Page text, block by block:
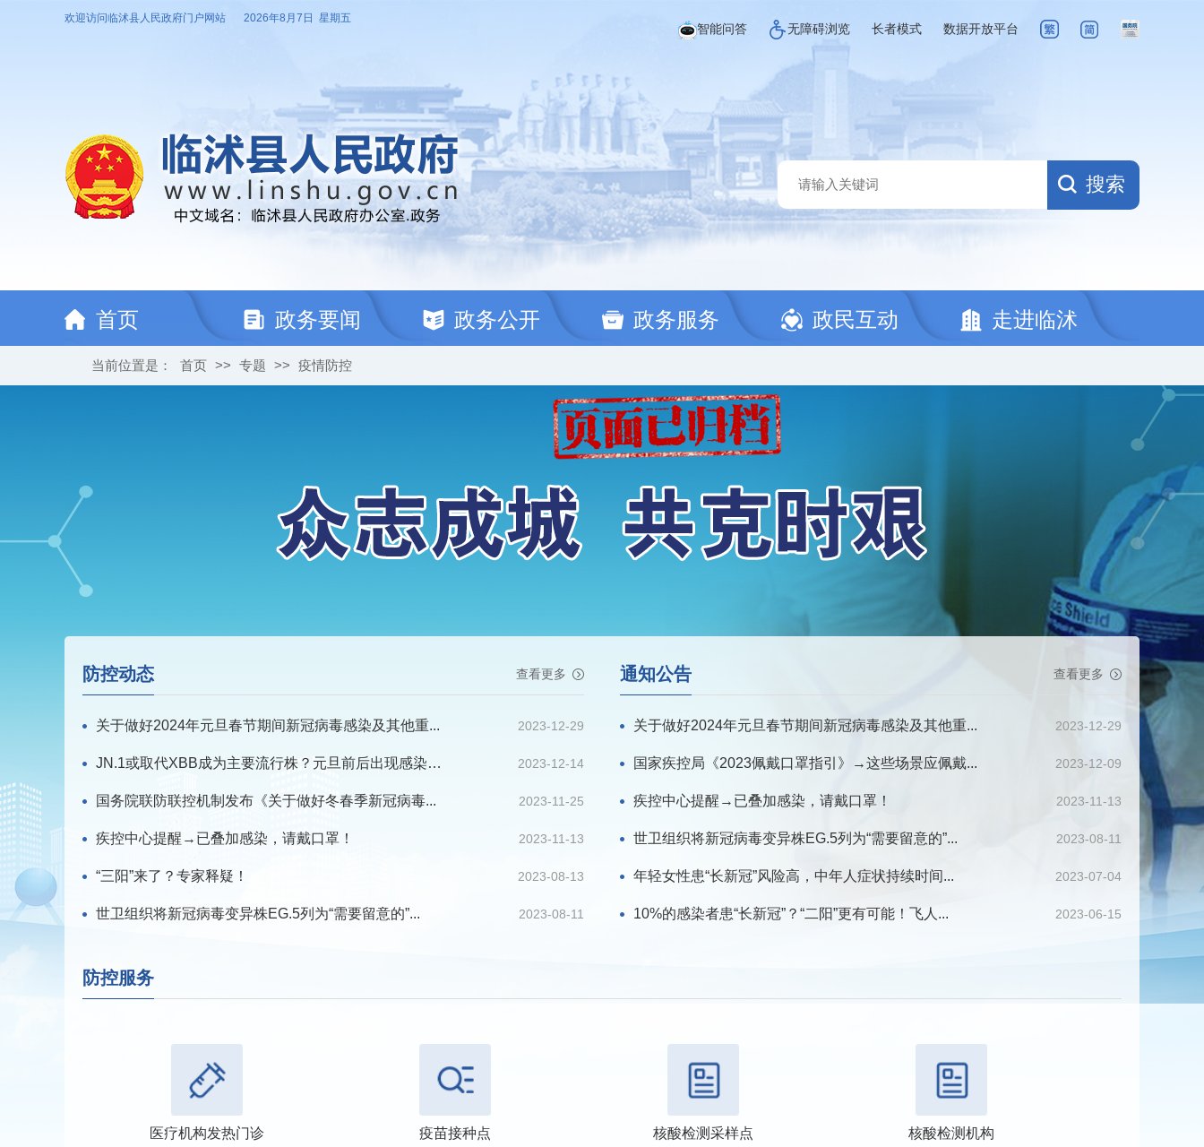
欢迎访问临沭县人民政府门户网站 2026年8月7日 星期五
智能问答 无障碍浏览 长者模式 数据开放平台
搜索
首页 政务要闻 政务公开 政务服务 政民互动 走进临沭
当前位置是： 首页 >> 专题 >> 疫情防控
防控动态 查看更多
关于做好2024年元旦春节期间新冠病毒感染及其他重... 2023-12-29
JN.1或取代XBB成为主要流行株？元旦前后出现感染高... 2023-12-14
国务院联防联控机制发布《关于做好冬春季新冠病毒... 2023-11-25
疾控中心提醒→已叠加感染，请戴口罩！ 2023-11-13
“三阳”来了？专家释疑！ 2023-08-13
世卫组织将新冠病毒变异株EG.5列为“需要留意的”... 2023-08-11
通知公告 查看更多
关于做好2024年元旦春节期间新冠病毒感染及其他重... 2023-12-29
国家疾控局《2023佩戴口罩指引》→这些场景应佩戴... 2023-12-09
疾控中心提醒→已叠加感染，请戴口罩！ 2023-11-13
世卫组织将新冠病毒变异株EG.5列为“需要留意的”... 2023-08-11
年轻女性患“长新冠”风险高，中年人症状持续时间... 2023-07-04
10%的感染者患“长新冠”？“二阳”更有可能！飞人... 2023-06-15
防控服务
医疗机构发热门诊 疫苗接种点 核酸检测采样点 核酸检测机构